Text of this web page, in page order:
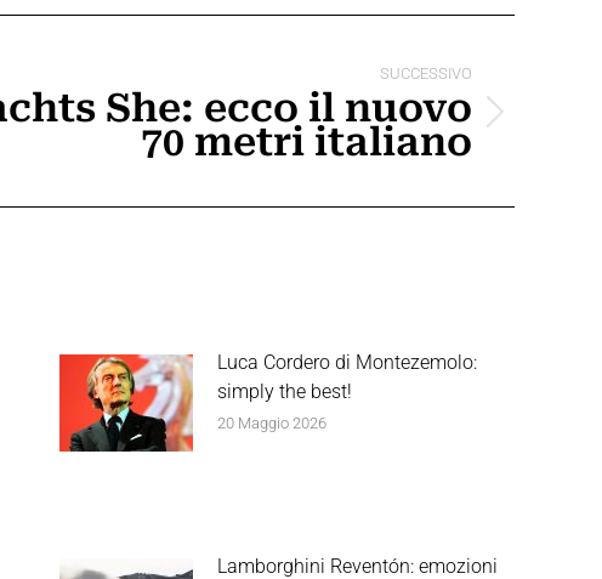
SUCCESSIVO
She: ecco il nuovo
70 metri italiano
Luca Cordero di Montezemolo:
simply the best!
20 Maggio 2026
Lamborghini Reventón: emozioni